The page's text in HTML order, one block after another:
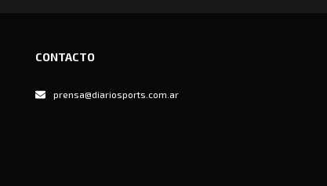
CONTACTO
prensa@diariosports.com.ar